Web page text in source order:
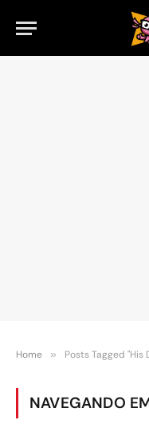
Home » Posts Tagged "His
NAVEGANDO